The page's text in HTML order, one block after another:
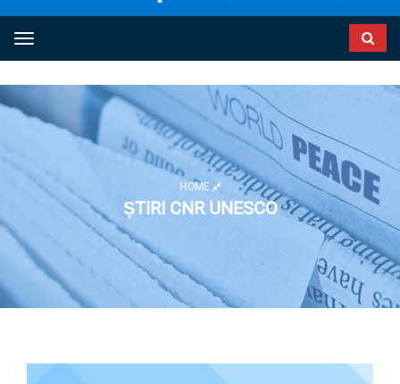
Toggle navigation
HOME
ȘTIRI CNR UNESCO
Listă activități